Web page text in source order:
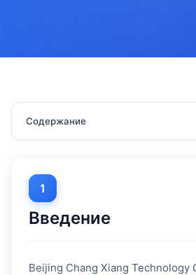
Содержание
1
Введение
Beijing Chang Xiang Technology